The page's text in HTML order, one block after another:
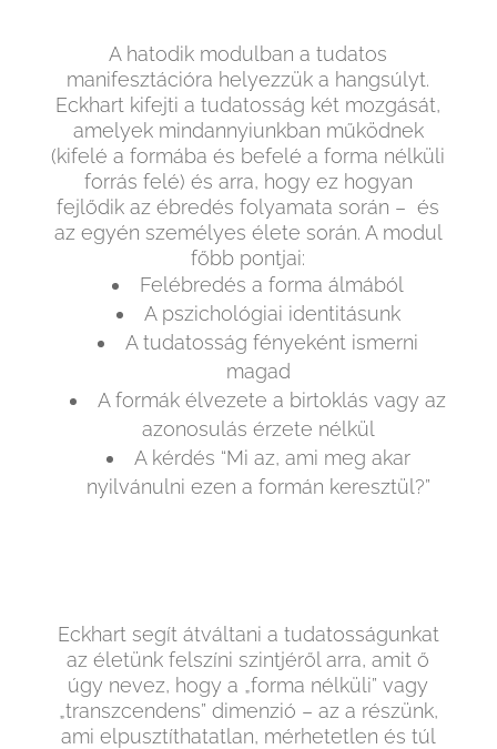
A hatodik modulban a tudatos
manifesztációra helyezzük a hangsúlyt.
Eckhart kifejti a tudatosság két mozgását,
amelyek mindannyiunkban működnek
(kifelé a formába és befelé a forma nélküli
forrás felé) és arra, hogy ez hogyan
fejlődik az ébredés folyamata során – és
az egyén személyes élete során. A modul
főbb pontjai:
Felébredés a forma álmából
A pszichológiai identitásunk
A tudatosság fényeként ismerni
magad
A formák élvezete a birtoklás vagy az
azonosulás érzete nélkül
A kérdés “Mi az, ami meg akar
nyilvánulni ezen a formán keresztül?”
Eckhart segít átváltani a tudatosságunkat
az életünk felszíni szintjéről arra, amit ő
úgy nevez, hogy a „forma nélküli” vagy
„transzcendens” dimenzió – az a részünk,
ami elpusztíthatatlan, mérhetetlen és túl